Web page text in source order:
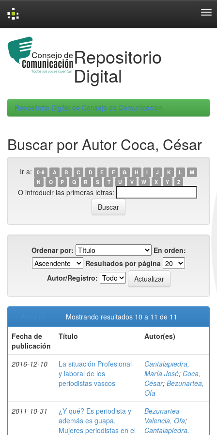
navigation
Repositorio
Digital
Repositorio Digital de Consejo de Comunicacion
Buscar por Autor Coca, César
Ir a: 0-9 A B C D E F G H I J K L
M
N
O P Q R S T U V W X Y Z
O introducir las primeras letras:
Ordenar por:
En orden:
Resultados por página
Autor/Registro:
Mostrando resultados 10 a 11 de 11
Fecha de
publicación
Título Autor(es)
2016-12-10
La situación Profesional
y laboral de los
periodistas vascos
Cantalapiedra,
María José; Coca,
César; Bezunartea,
Ofa
2011-10-31
¿Y qué? Es periodista y
además es guapa.
Mujeres periodistas en el
Bezunartea
Valencia, Ofa;
Cantalapiedra,